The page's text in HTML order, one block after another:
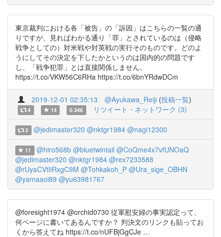
東京裁判における各「被告」の「訴因」はこちらの一覧の通
りですが、見ればわかる通り「罪」とされているのは（侵略
戦争としての）対米戦や対英戦の実行そのものです。どのよ
うにしてその決定を下したかというのは国内的の問題です
し、「戦争犯罪」とは直接関係しません。
https://t.co/VKW56C6RHa https://t.co/6bnYRdwDCm
2019-12-01 02:35:13 @Ayukawa_Reiji (投稿一覧)
4 14 0.348 リツイート・ネットワーク (3)
3 @jedimaster320 @nktgr1984 @nagi12300
11 @hiro568b @bluetwintail @CoQme4x7vfUNOaQ
@jedimaster320 @nktgr1984 @rex7233588
@rUyaCVtIiRxgC9M @Tohkakoh_P @Ura_sige_OBHN
@yamaaoi89 @yu63981767
@foresight1974 @orchid0730 従軍慰安婦の事実認定って、
何ページに書いてあるんですか？ 判決文のリンクも貼ってお
くから答えてね https://t.co/nUFBjGgCJe …